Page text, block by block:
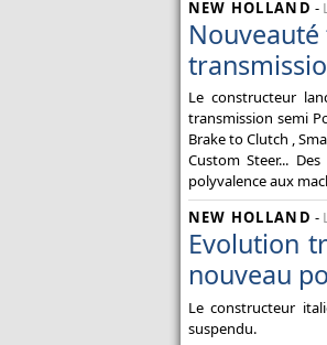
NEW HOLLAND -
Le constructeur
transmission semi
Brake to Clutch ,
Custom Steer...
polyvalence aux
NEW HOLLAND -
Evolution
nouveau
Le constructeur
suspendu.